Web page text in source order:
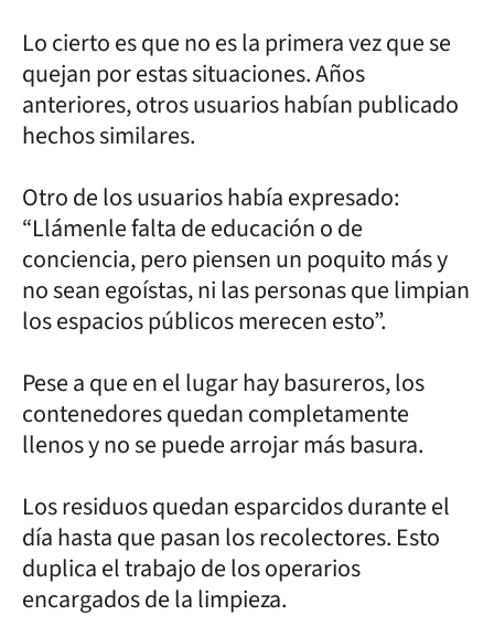
Lo cierto es que no es la primera vez que se
quejan por estas situaciones. Años
anteriores, otros usuarios habían publicado
hechos similares.
Otro de los usuarios había expresado:
“Llámenle falta de educación o de
conciencia, pero piensen un poquito más y
no sean egoístas, ni las personas que limpian
los espacios públicos merecen esto”.
Pese a que en el lugar hay basureros, los
contenedores quedan completamente
llenos y no se puede arrojar más basura.
Los residuos quedan esparcidos durante el
día hasta que pasan los recolectores. Esto
duplica el trabajo de los operarios
encargados de la limpieza.